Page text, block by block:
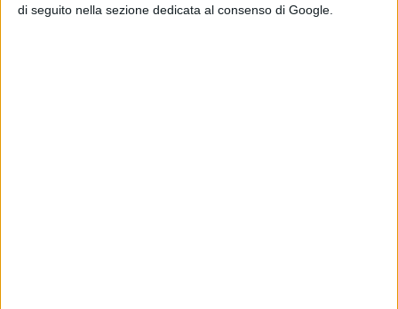
di seguito nella sezione dedicata al consenso di Google.